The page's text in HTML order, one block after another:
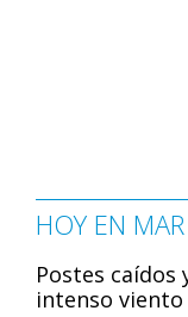
HOY EN
Postes
intenso